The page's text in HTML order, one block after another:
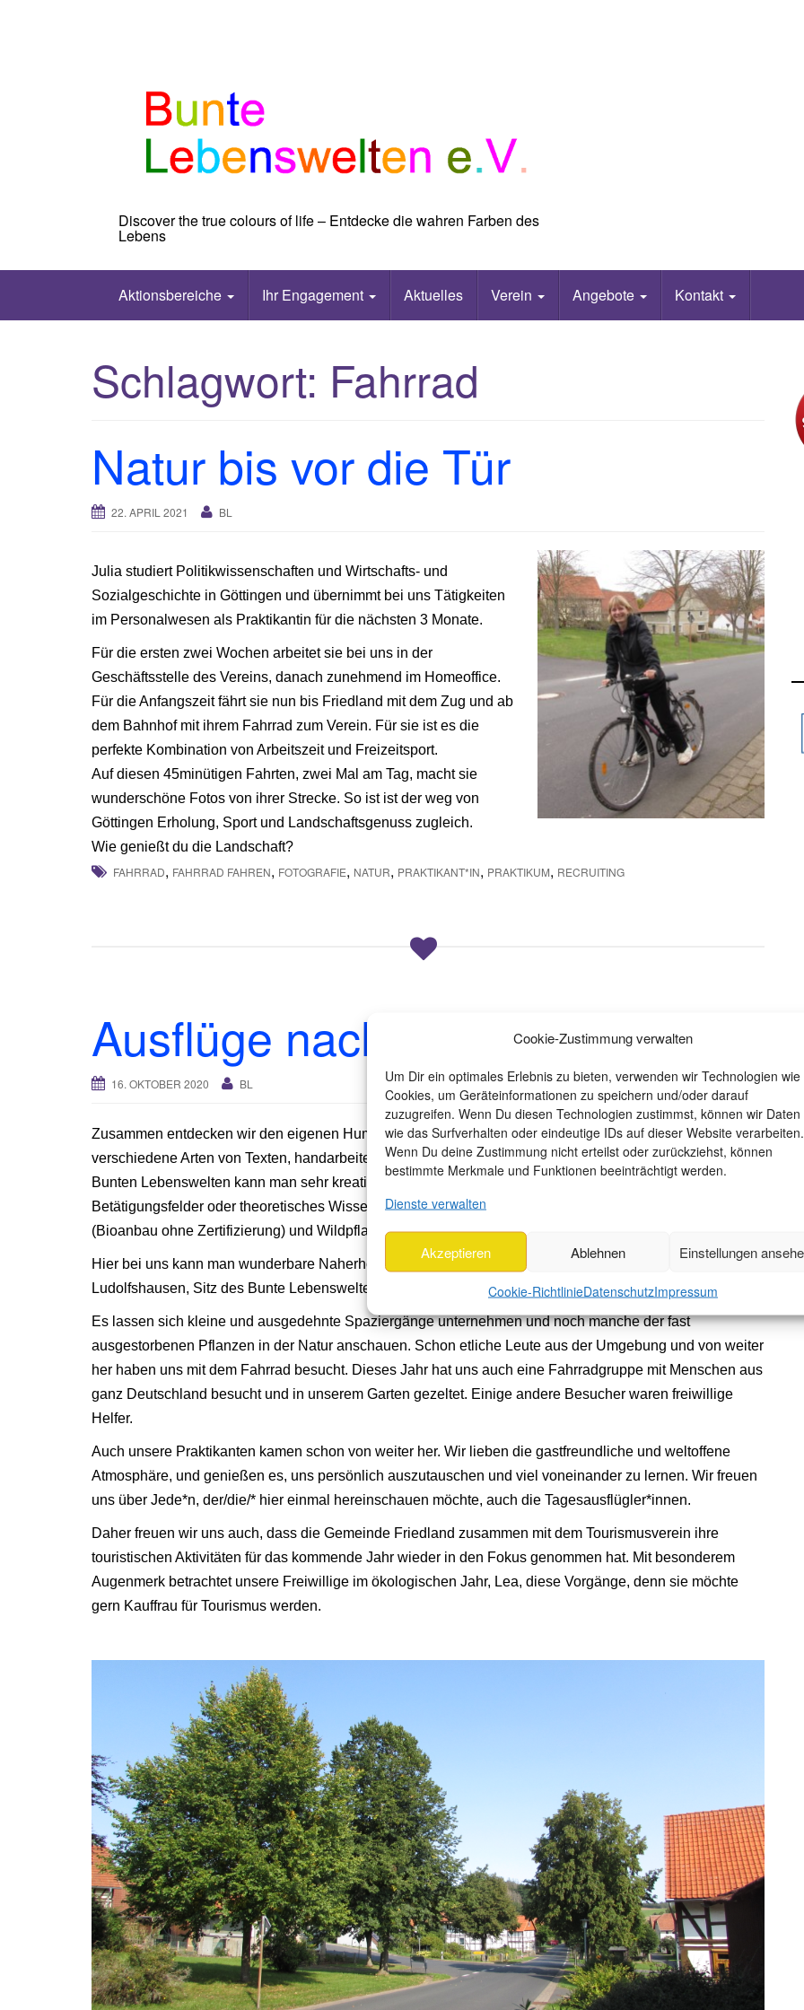
Cookie-Zustimmung verwalten
Um Dir ein optimales Erlebnis zu bieten, verwenden wir Technologien wie
Cookies, um Geräteinformationen zu speichern und/oder darauf
zuzugreifen. Wenn Du diesen Technologien zustimmst, können wir Daten
wie das Surfverhalten oder eindeutige IDs auf dieser Website verarbeiten.
Wenn Du deine Zustimmung nicht erteilst oder zurückziehst, können
bestimmte Merkmale und Funktionen beeinträchtigt werden.
Dienste verwalten
Akzeptieren Ablehnen Einstellungen
Cookie-RichtlinieDatenschutzImpressum
Discover the true colours of life – Entdecke die wahren Farben des
Lebens
Aktionsbereiche Ihr Engagement Aktuelles Verein Angebote Kontakt
Schlagwort: Fahrrad
Natur bis vor die Tür
22. APRIL 2021 BL
Julia studiert Politikwissenschaften und Wirtschafts- und
Sozialgeschichte in Göttingen und übernimmt bei uns Tätigkeiten
im Personalwesen als Praktikantin für die nächsten 3 Monate.
Für die ersten zwei Wochen arbeitet sie bei uns in der
Geschäftsstelle des Vereins, danach zunehmend im Homeoffice.
Für die Anfangszeit fährt sie nun bis Friedland mit dem Zug und ab
dem Bahnhof mit ihrem Fahrrad zum Verein. Für sie ist es die
perfekte Kombination von Arbeitszeit und Freizeitsport.
Auf diesen 45minütigen Fahrten, zwei Mal am Tag, macht sie
wunderschöne Fotos von ihrer Strecke. So ist ist der weg von
Göttingen Erholung, Sport und Landschaftsgenuss zugleich.
Wie genießt du die Landschaft?
FAHRRAD, FAHRRAD FAHREN, FOTOGRAFIE, NATUR, PRAKTIKANT*IN, PRAKTIKUM, RECRUITING
Ausflüge nach Ludolfshausen
16. OKTOBER 2020 BL
Zusammen entdecken wir den eigenen Humor mit und ohne Clownerie. Wir machen Musik, schreiben
verschiedene Arten von Texten, handarbeiten und malen in Einzel- oder kleinen Gruppentreffen. Bei uns
Bunten Lebenswelten kann man sehr kreativ sein oder werden. Zudem gibt es hier handwerkliche
Betätigungsfelder oder theoretisches Wissen und praktische Anleitung, um mehr zu Permakultur
(Bioanbau ohne Zertifizierung) und Wildpflanzen zu lernen.
Hier bei uns kann man wunderbare Naherholung erleben. Wälder und Felder umgeben das Dorf
Ludolfshausen, Sitz des Bunte Lebenswelten e.V. Es ist eines der Bergdörfer der Gemeinde Friedland.
Es lassen sich kleine und ausgedehnte Spaziergänge unternehmen und noch manche der fast
ausgestorbenen Pflanzen in der Natur anschauen. Schon etliche Leute aus der Umgebung und von weiter
her haben uns mit dem Fahrrad besucht. Dieses Jahr hat uns auch eine Fahrradgruppe mit Menschen aus
ganz Deutschland besucht und in unserem Garten gezeltet. Einige andere Besucher waren freiwillige
Helfer.
Auch unsere Praktikanten kamen schon von weiter her. Wir lieben die gastfreundliche und weltoffene
Atmosphäre, und genießen es, uns persönlich auszutauschen und viel voneinander zu lernen. Wir freuen
uns über Jede*n, der/die/* hier einmal hereinschauen möchte, auch die Tagesausflügler*innen.
Daher freuen wir uns auch, dass die Gemeinde Friedland zusammen mit dem Tourismusverein ihre
touristischen Aktivitäten für das kommende Jahr wieder in den Fokus genommen hat. Mit besonderem
Augenmerk betrachtet unsere Freiwillige im ökologischen Jahr, Lea, diese Vorgänge, denn sie möchte
gern Kauffrau für Tourismus werden.